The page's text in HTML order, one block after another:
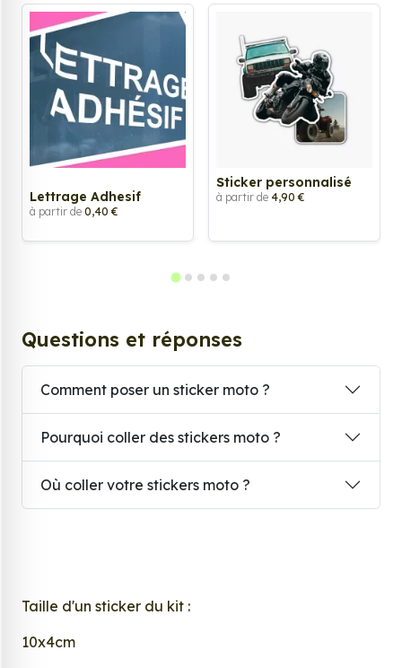
Lettrage Adhesif
à partir de 0,40 €
Sticker personnalisé
à partir de 4,90 €
Questions et réponses
Comment poser un sticker moto ?
Pourquoi coller des stickers moto ?
Où coller votre stickers moto ?
Taille d'un sticker du kit :
10x4cm